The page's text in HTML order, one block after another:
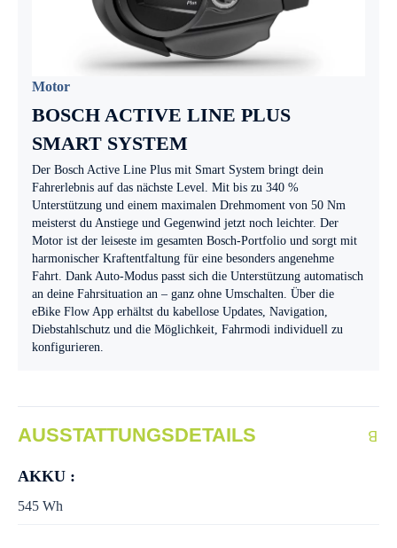
Motor
BOSCH ACTIVE LINE PLUS
SMART SYSTEM
Der Bosch Active Line Plus mit Smart System bringt dein
Fahrerlebnis auf das nächste Level. Mit bis zu 340 %
Unterstützung und einem maximalen Drehmoment von 50 Nm
meisterst du Anstiege und Gegenwind jetzt noch leichter. Der
Motor ist der leiseste im gesamten Bosch-Portfolio und sorgt mit
harmonischer Kraftentfaltung für eine besonders angenehme
Fahrt. Dank Auto-Modus passt sich die Unterstützung automatisch
an deine Fahrsituation an – ganz ohne Umschalten. Über die
eBike Flow App erhältst du kabellose Updates, Navigation,
Diebstahlschutz und die Möglichkeit, Fahrmodi individuell zu
konfigurieren.
AUSSTATTUNGSDETAILS
AKKU :
545 Wh